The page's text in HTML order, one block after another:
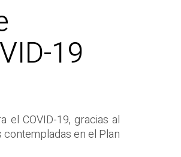
19
el COVID-19, gracias al
en el Plan